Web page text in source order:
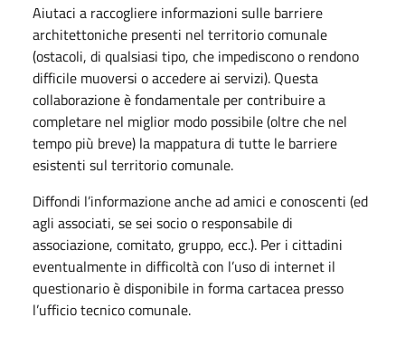
Aiutaci a raccogliere informazioni sulle barriere
architettoniche presenti nel territorio comunale
(ostacoli, di qualsiasi tipo, che impediscono o rendono
difficile muoversi o accedere ai servizi). Questa
collaborazione è fondamentale per contribuire a
completare nel miglior modo possibile (oltre che nel
tempo più breve) la mappatura di tutte le barriere
esistenti sul territorio comunale.
Diffondi l’informazione anche ad amici e conoscenti (ed
agli associati, se sei socio o responsabile di
associazione, comitato, gruppo, ecc.). Per i cittadini
eventualmente in difficoltà con l’uso di internet il
questionario è disponibile in forma cartacea presso
l’ufficio tecnico comunale.